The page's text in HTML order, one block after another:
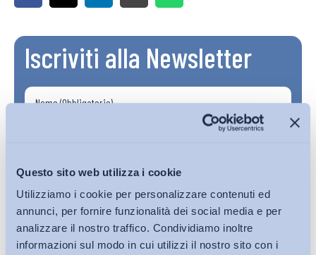
Questo sito web utilizza i cookie
Utilizziamo i cookie per personalizzare contenuti ed
annunci, per fornire funzionalità dei social media e per
analizzare il nostro traffico. Condividiamo inoltre
informazioni sul modo in cui utilizzi il nostro sito con i
Iscriviti alla Newsletter